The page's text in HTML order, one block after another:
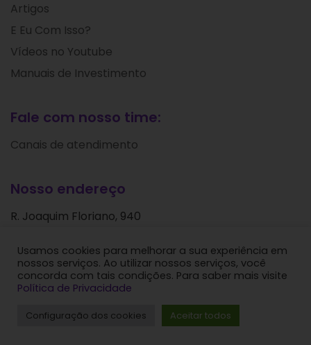
Artigos
E Eu Com Isso?
Vídeos no Youtube
Manuais de Investimento
Fale com nosso time:
Canais de atendimento
Nosso endereço
R. Joaquim Floriano, 940
São Paulo - SP
CEP: 04534-004
Levante Ideias de Investimentos © 2024. Todos os
direitos reservados.
Usamos cookies para melhorar a sua experiência em
nossos serviços. Ao utilizar nossos serviços, você
concorda com tais condições. Para saber mais visite
Política de Privacidade
Configuração dos cookies Aceitar todos